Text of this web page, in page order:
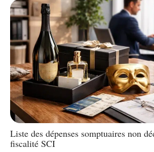
Liste des dépenses somptuaires non
fiscalité SCI